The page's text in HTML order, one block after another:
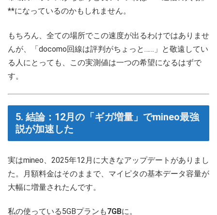
**になっているのかもしれません。
もちろん、全ての場所でこの速度が出るわけではありませ
んが、「docomo回線は評判がちょっと……」と敬遠してい
る人にとっても、この実測値は一つの希望になるはずで
す。
5. 結論：12月の「ギガ増量」でmineo最強
説が加速した
実はmineo、2025年12月に大きなアップデートがありまし
た。月額料金はそのままで、マイピタの基本データ容量が
大幅に増量されたんです。
私の使っている5GBプランも7GBに。